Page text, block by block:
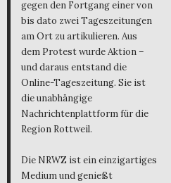
gegen den Fortgang einer von
bis dato zwei Tageszeitungen
am Ort zu artikulieren. Aus
dem Protest wurde Aktion –
und daraus entstand die
Online-Tageszeitung. Sie ist
die unabhängige
Nachrichtenplattform für die
Region Rottweil.
Die NRWZ ist ein einzigartiges
Medium und genießt